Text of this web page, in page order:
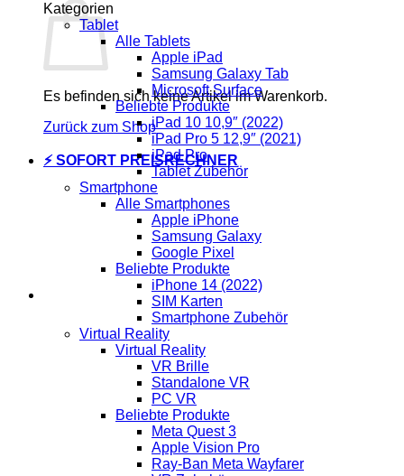
Es befinden sich keine Artikel im Warenkorb.
Zurück zum Shop
⚡ SOFORT PREISRECHNER
Kategorien
Tablet
Alle Tablets
Apple iPad
Samsung Galaxy Tab
Microsoft Surface
Beliebte Produkte
iPad 10 10,9″ (2022)
iPad Pro 5 12,9″ (2021)
iPad Pro
Tablet Zubehör
Smartphone
Alle Smartphones
Apple iPhone
Samsung Galaxy
Google Pixel
Beliebte Produkte
iPhone 14 (2022)
SIM Karten
Smartphone Zubehör
Virtual Reality
Virtual Reality
VR Brille
Standalone VR
PC VR
Beliebte Produkte
Meta Quest 3
Apple Vision Pro
Ray-Ban Meta Wayfarer